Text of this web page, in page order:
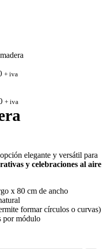
+ iva
+ iva
elegante y versátil para
y celebraciones al aire
x 80 cm de ancho
formar círculos o curvas)
por módulo